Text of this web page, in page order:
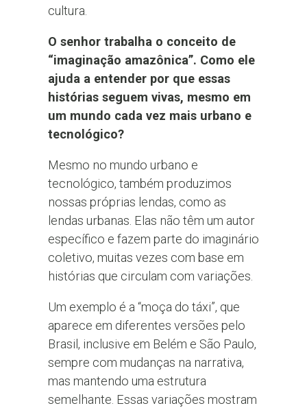
cultura.
O senhor trabalha o conceito de
“imaginação amazônica”. Como ele
ajuda a entender por que essas
histórias seguem vivas, mesmo em
um mundo cada vez mais urbano e
tecnológico?
Mesmo no mundo urbano e
tecnológico, também produzimos
nossas próprias lendas, como as
lendas urbanas. Elas não têm um autor
específico e fazem parte do imaginário
coletivo, muitas vezes com base em
histórias que circulam com variações.
Um exemplo é a “moça do táxi”, que
aparece em diferentes versões pelo
Brasil, inclusive em Belém e São Paulo,
sempre com mudanças na narrativa,
mas mantendo uma estrutura
semelhante. Essas variações mostram